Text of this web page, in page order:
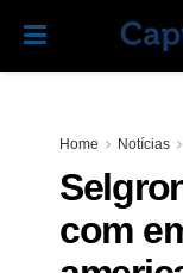
Home Notícias
com